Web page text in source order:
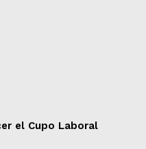
el Cupo Laboral